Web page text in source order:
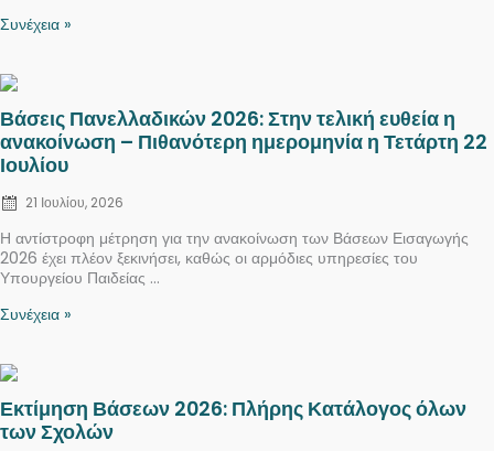
Συνέχεια »
Βάσεις Πανελλαδικών 2026: Στην τελική ευθεία η
ανακοίνωση – Πιθανότερη ημερομηνία η Τετάρτη 22
Ιουλίου
Posted
on
21 Ιουλίου, 2026
Η αντίστροφη μέτρηση για την ανακοίνωση των Βάσεων Εισαγωγής
2026 έχει πλέον ξεκινήσει, καθώς οι αρμόδιες υπηρεσίες του
Υπουργείου Παιδείας ...
Συνέχεια »
Εκτίμηση Βάσεων 2026: Πλήρης Κατάλογος όλων
των Σχολών
Posted
on